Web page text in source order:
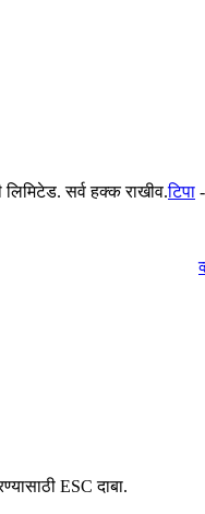
सर्व हक्क राखीव.टिपा
ESC दाबा.